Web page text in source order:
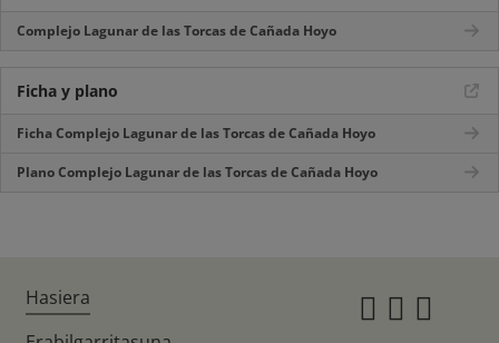
Complejo Lagunar de las Torcas de Cañada Hoyo
Ficha y plano
Ficha Complejo Lagunar de las Torcas de Cañada Hoyo
Plano Complejo Lagunar de las Torcas de Cañada Hoyo
Hasiera